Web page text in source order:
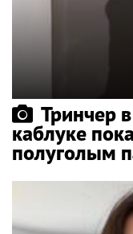
Тринчер
каблуке
полуголым